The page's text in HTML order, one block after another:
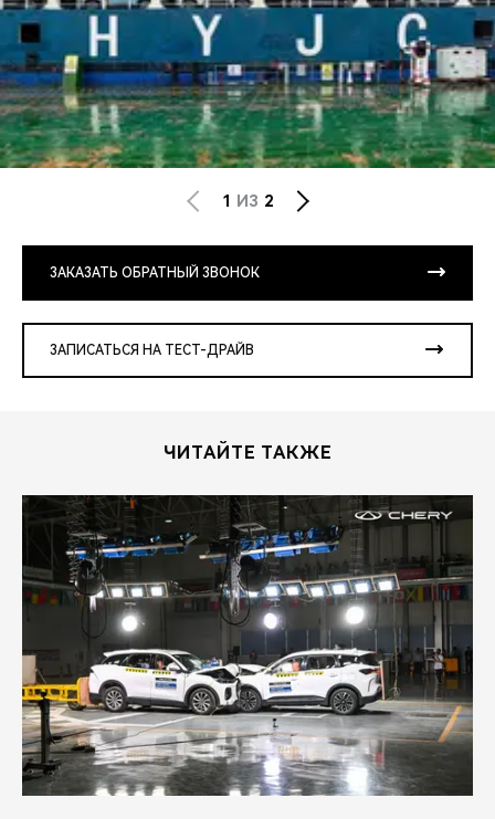
1 ИЗ 2
ЗАКАЗАТЬ ОБРАТНЫЙ ЗВОНОК
ЗАПИСАТЬСЯ НА ТЕСТ-ДРАЙВ
ЧИТАЙТЕ ТАКЖЕ